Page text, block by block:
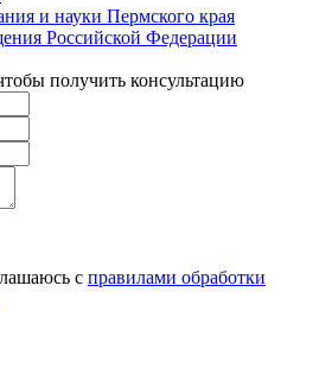
и науки Пермского края
Российской Федерации
получить консультацию
с правилами обработки